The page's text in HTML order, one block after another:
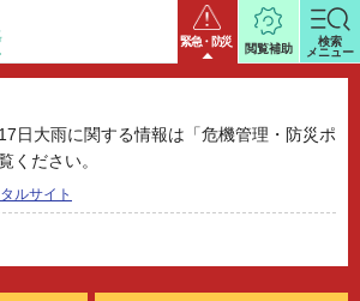
緊急・防災
日大雨に関する情報は「危機管理・防災ポ
ください。
ルサイト
閲覧補助
検索
メニュー